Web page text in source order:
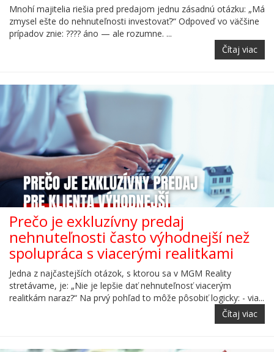
Mnohí majitelia riešia pred predajom jednu zásadnú otázku: „Má
zmysel ešte do nehnuteľnosti investovať?“ Odpoveď vo väčšine
prípadov znie: ???? áno — ale rozumne. ...
Čítaj viac
Prečo je exkluzívny predaj
nehnuteľnosti často výhodnejší než
spolupráca s viacerými realitkami
Jedna z najčastejších otázok, s ktorou sa v MGM Reality
stretávame, je: „Nie je lepšie dať nehnuteľnosť viacerým
realitkám naraz?“ Na prvý pohľad to môže pôsobiť logicky: - via...
Čítaj viac